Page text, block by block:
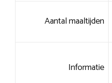
Aantal maaltijden
Informatie